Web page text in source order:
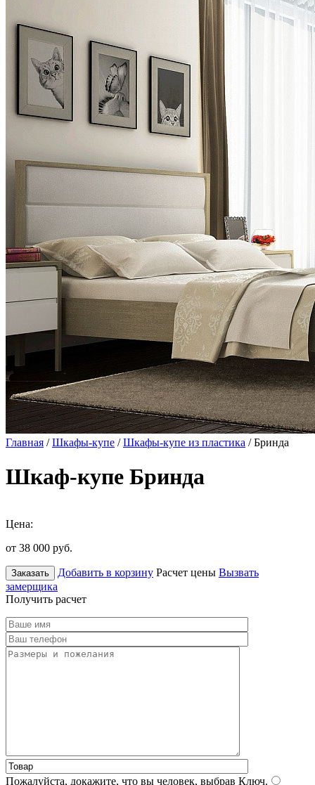
Главная /Шкафы-купе /Шкафы-купе из пластика / Бринда
Шкаф-купе Бринда
Цена:
от 38 000 руб.
Заказать Добавить в корзину Расчет цены Вызвать
замерщика
Получить расчет
Пожалуйста, докажите, что вы человек, выбрав Ключ.